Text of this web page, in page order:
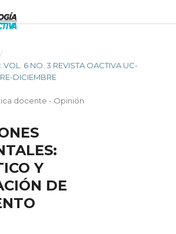
/
VOL. 6 NO. 3 REVISTA OACTIVA UC-
DICIEMBRE
docente - Opinión
Y
DE